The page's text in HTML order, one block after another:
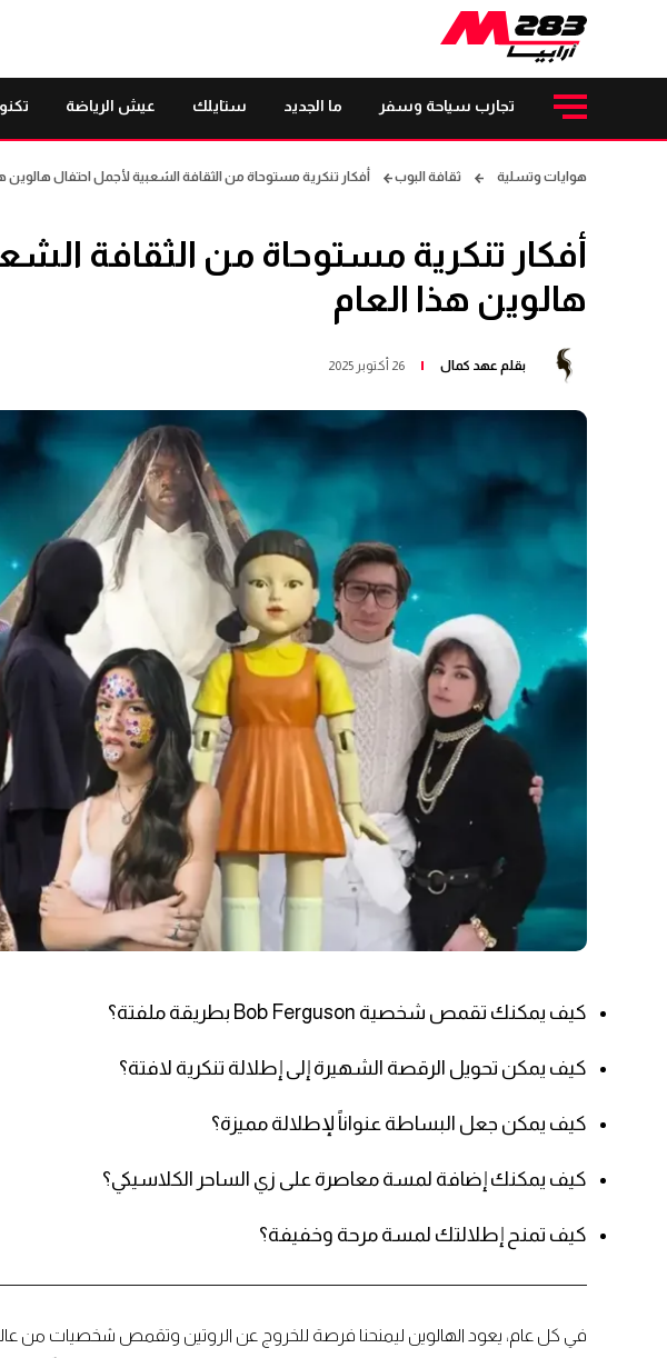
تجارب سياحة وسفر ما الجديد ستايلك عيش الرياضة
هوايات وتسلية ثقافة البوب أفكار تنكرية مستوحاة من الثقافة الشعبية لأجمل احتفال هالوين
أفكار تنكرية مستوحاة من الثقافة
هالوين هذا العام
بقلم عهد كمال 26 أكتوبر 2025
كيف يمكنك تقمص شخصية Bob Ferguson بطريقة ملفتة؟
كيف يمكن تحويل الرقصة الشهيرة إلى إطلالة تنكرية لافتة؟
كيف يمكن جعل البساطة عنواناً لإطلالة مميزة؟
كيف يمكنك إضافة لمسة معاصرة على زي الساحر الكلاسيكي؟
كيف تمنح إطلالتك لمسة مرحة وخفيفة؟
في كل عام، يعود الهالوين ليمنحنا فرصة للخروج عن الروتين وتقمص شخصيات من عالم